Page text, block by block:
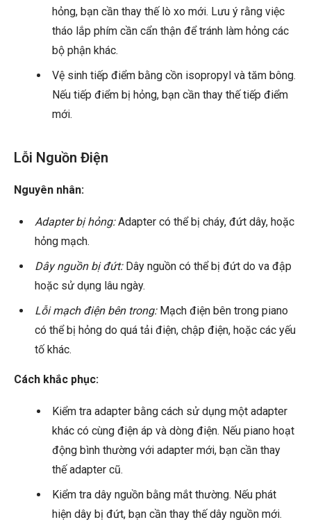
hỏng, bạn cần thay thế lò xo mới. Lưu ý rằng việc
tháo lắp phím cần cẩn thận để tránh làm hỏng các
bộ phận khác.
Vệ sinh tiếp điểm bằng cồn isopropyl và tăm bông.
Nếu tiếp điểm bị hỏng, bạn cần thay thế tiếp điểm
mới.
Lỗi Nguồn Điện
Nguyên nhân:
Adapter bị hỏng:Adapter có thể bị cháy, đứt dây, hoặc
hỏng mạch.
Dây nguồn bị đứt:Dây nguồn có thể bị đứt do va đập
hoặc sử dụng lâu ngày.
Lỗi mạch điện bên trong:Mạch điện bên trong piano
có thể bị hỏng do quá tải điện, chập điện, hoặc các yếu
tố khác.
Cách khắc phục:
Kiểm tra adapter bằng cách sử dụng một adapter
khác có cùng điện áp và dòng điện. Nếu piano hoạt
động bình thường với adapter mới, bạn cần thay
thế adapter cũ.
Kiểm tra dây nguồn bằng mắt thường. Nếu phát
hiện dây bị đứt, bạn cần thay thế dây nguồn mới.